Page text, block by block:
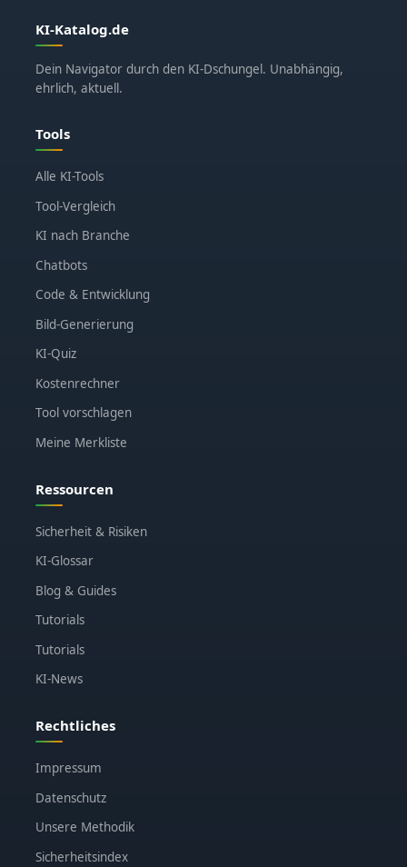
KI-Katalog.de
Dein Navigator durch den KI-Dschungel. Unabhängig,
ehrlich, aktuell.
Tools
Alle KI-Tools
Tool-Vergleich
KI nach Branche
Chatbots
Code & Entwicklung
Bild-Generierung
KI-Quiz
Kostenrechner
Tool vorschlagen
Meine Merkliste
Ressourcen
Sicherheit & Risiken
KI-Glossar
Blog & Guides
Tutorials
Tutorials
KI-News
Rechtliches
Impressum
Datenschutz
Unsere Methodik
Sicherheitsindex